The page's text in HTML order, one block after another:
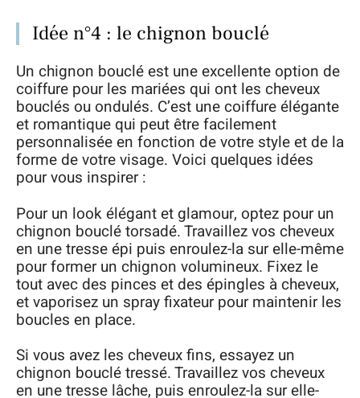
Idée n°4 : le chignon bouclé
Un chignon bouclé est une excellente option de
coiffure pour les mariées qui ont les cheveux
bouclés ou ondulés. C’est une coiffure élégante
et romantique qui peut être facilement
personnalisée en fonction de votre style et de la
forme de votre visage. Voici quelques idées
pour vous inspirer :
Pour un look élégant et glamour, optez pour un
chignon bouclé torsadé. Travaillez vos cheveux
en une tresse épi puis enroulez-la sur elle-même
pour former un chignon volumineux. Fixez le
tout avec des pinces et des épingles à cheveux,
et vaporisez un spray fixateur pour maintenir les
boucles en place.
Si vous avez les cheveux fins, essayez un
chignon bouclé tressé. Travaillez vos cheveux
en une tresse lâche, puis enroulez-la sur elle-